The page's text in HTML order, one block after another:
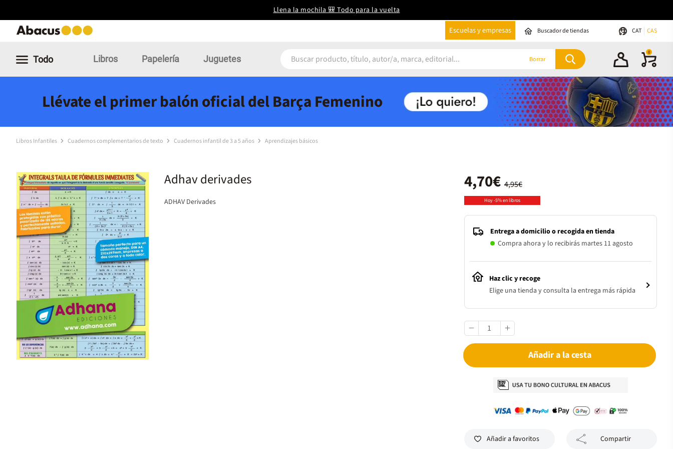
Llena la mochila 🎒 Todo para la vuelta
Escuelas y empresas Buscador de tiendas CAT CAS
Todo Libros Papelería Juguetes Borrar
0
Llévate el primer balón oficial del Barça Femenino
Libros Infantiles Cuadernos complementarios de texto Cuadernos infantil de 3 a 5 años Aprendizajes básicos
Adhav derivades
ADHAV Derivades
4,95€
4,70€
Hoy -5% en libros
Entrega a domicilio o recogida en tienda
Compra ahora y lo recibirás martes 11 agosto
Haz clic y recoge
Elige una tienda y consulta la entrega más rápida
Añadir a la cesta
Añadir a favoritos Compartir